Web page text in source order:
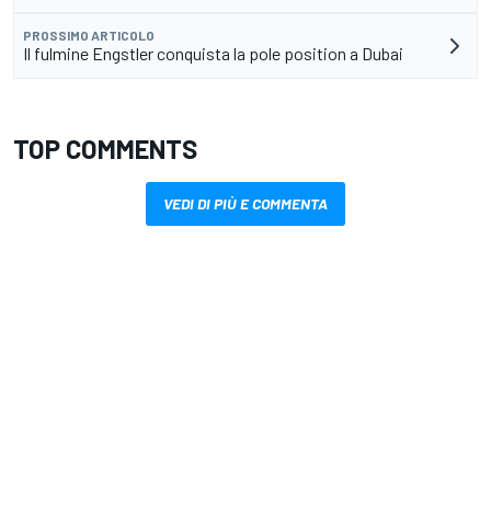
PROSSIMO ARTICOLO
Il fulmine Engstler conquista la pole position a Dubai
TOP COMMENTS
VEDI DI PIÙ E COMMENTA